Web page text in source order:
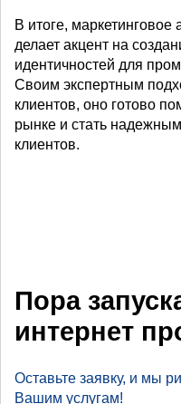
В итоге,
делает акцент на
идентичностей для
Своим экспертным
клиентов, оно готово
рынке и стать
клиентов.
Пора
интернет
Оставьте заявку, и мы
Вашим услугам!